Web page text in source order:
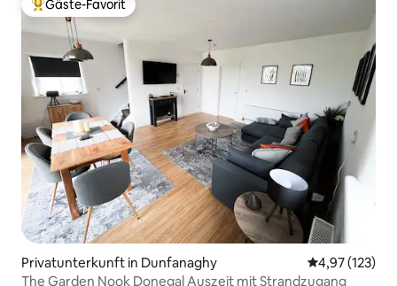
Beliebter Gäste-Favorit.
Gäste-Favorit
Privatunterkunft in Dunfanaghy
4,97 (123)
The Garden Nook Donegal Auszeit mit Strandzugang